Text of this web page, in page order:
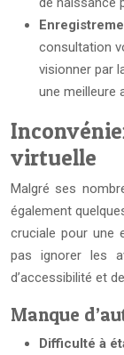
consultation
visionner par
une meilleure
virtuelle
Malgré ses
également
cruciale pour une
pas ignorer les
d’accessibilité et
Manque
Difficulté à